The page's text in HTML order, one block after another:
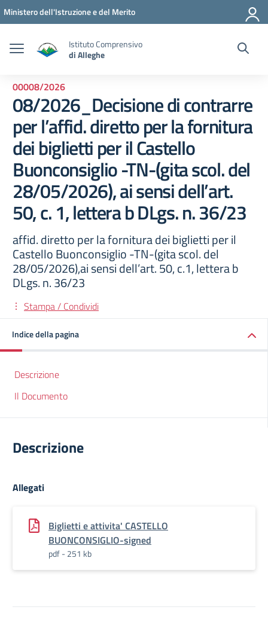
Vai ai contenuti
Vai al menu di navigazione
Vai al footer
Ministero dell'Istruzione e del Merito
Istituto Comprensivo
di Alleghe
00008/2026
08/2026_Decisione di contrarre
per l’affid. diretto per la fornitura
dei biglietti per il Castello
Buonconsiglio -TN-(gita scol. del
28/05/2026), ai sensi dell’art.
50, c. 1, lettera b DLgs. n. 36/23
affid. diretto per la fornitura dei biglietti per il
Castello Buonconsiglio -TN-(gita scol. del
28/05/2026),ai sensi dell’art. 50, c.1, lettera b
DLgs. n. 36/23
Stampa / Condividi
Indice della pagina
Descrizione
Il Documento
Descrizione
Allegati
Biglietti e attivita' CASTELLO
BUONCONSIGLIO-signed
pdf - 251 kb